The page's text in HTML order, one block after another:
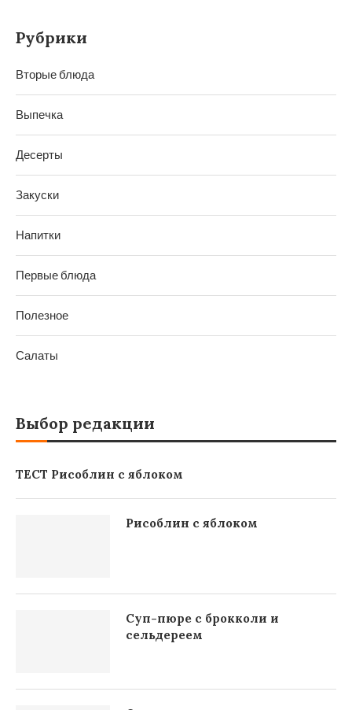
Рубрики
Вторые блюда
Выпечка
Десерты
Закуски
Напитки
Первые блюда
Полезное
Салаты
Выбор редакции
ТЕСТ Рисоблин с яблоком
Рисоблин с яблоком
Суп-пюре с брокколи и
сельдереем